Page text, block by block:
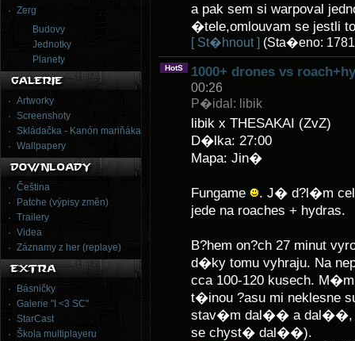
Zerg
Budovy
Jednotky
Planety
Artworky
Screenshoty
Skládačka - Kanón mariňáka
Wallpapery
Čeština
Patche (výpisy změn)
Trailery
Videa
Záznamy z her (replaye)
Básničky
Galerie "I <3 SC"
StarCast
Škola multiplayeru
a pak sem si warpoval
�tele,omlouvam se jestli
[ St�hnout ] (Sta�eno:
HotS 1000+ drones vs
00:26
P�idal: libik
libik x THESAKAI (ZvZ)
D�lka: 27:00
Mapa: Jin�
Fungame
. J� d?l�m
jede na roaches + hydras.
B?hem on?ch 27 minut
d�ky tomu vyhraju. Na
cca 100-120 kusech.
t�inou ?asu mi neklesne
stav�m dal�� a dal��,
se chyst� dal��).